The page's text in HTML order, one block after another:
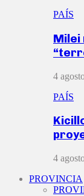
PAÍS
Milei
4
PAÍS
4
PROVINCIA